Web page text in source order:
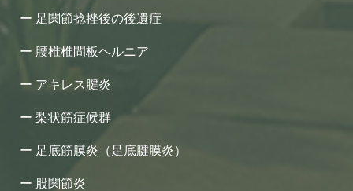
足関節捻挫後の後遺症
腰椎椎間板ヘルニア
アキレス腱炎
梨状筋症候群
足底筋膜炎（足底腱膜炎）
股関節炎